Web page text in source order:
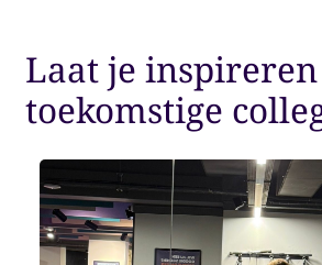
Laat je
toekomstige